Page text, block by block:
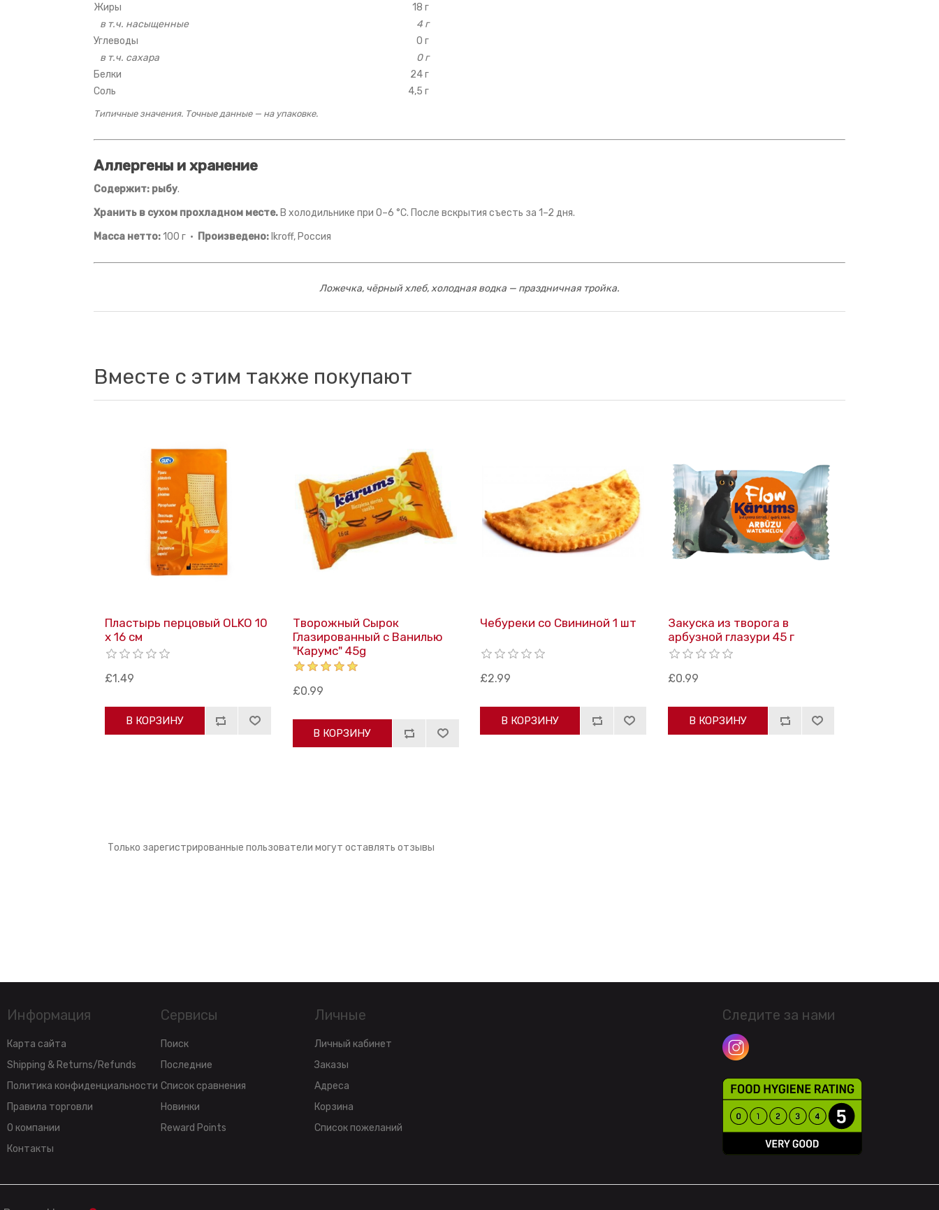
Жиры
18 г
в т.ч. насыщенные
4 г
Углеводы
0 г
в т.ч. сахара
0 г
Белки
24 г
Соль
4,5 г
Типичные значения. Точные данные — на упаковке.
Аллергены и хранение
Содержит: рыбу.
Хранить в сухом прохладном месте. В холодильнике при 0–6 °C. После вскрытия съесть за 1–2 дня.
Масса нетто:100 г · Произведено: Ikroff, Россия
Ложечка, чёрный хлеб, холодная водка — праздничная тройка.
Вместе с этим также покупают
Пластырь перцовый OLKO 10
х 16 см
£1.49
В КОРЗИНУ
Творожный Сырок
Глазированный с Ванилью
"Карумс" 45g
£0.99
В КОРЗИНУ
Чебуреки со Свининой 1 шт
£2.99
В КОРЗИНУ
Закуска из творога в
арбузной глазури 45 г
£0.99
В КОРЗИНУ
Только зарегистрированные пользователи могут оставлять отзывы
Информация
Карта сайта
Shipping & Returns/Refunds
Политика конфиденциальности
Правила торговли
О компании
Контакты
Сервисы
Поиск
Последние
Список сравнения
Новинки
Reward Points
Личные
Личный кабинет
Заказы
Адреса
Корзина
Список пожеланий
Следите за нами